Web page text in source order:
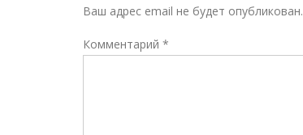
Ваш адрес email не будет опубликован.
Комментарий *